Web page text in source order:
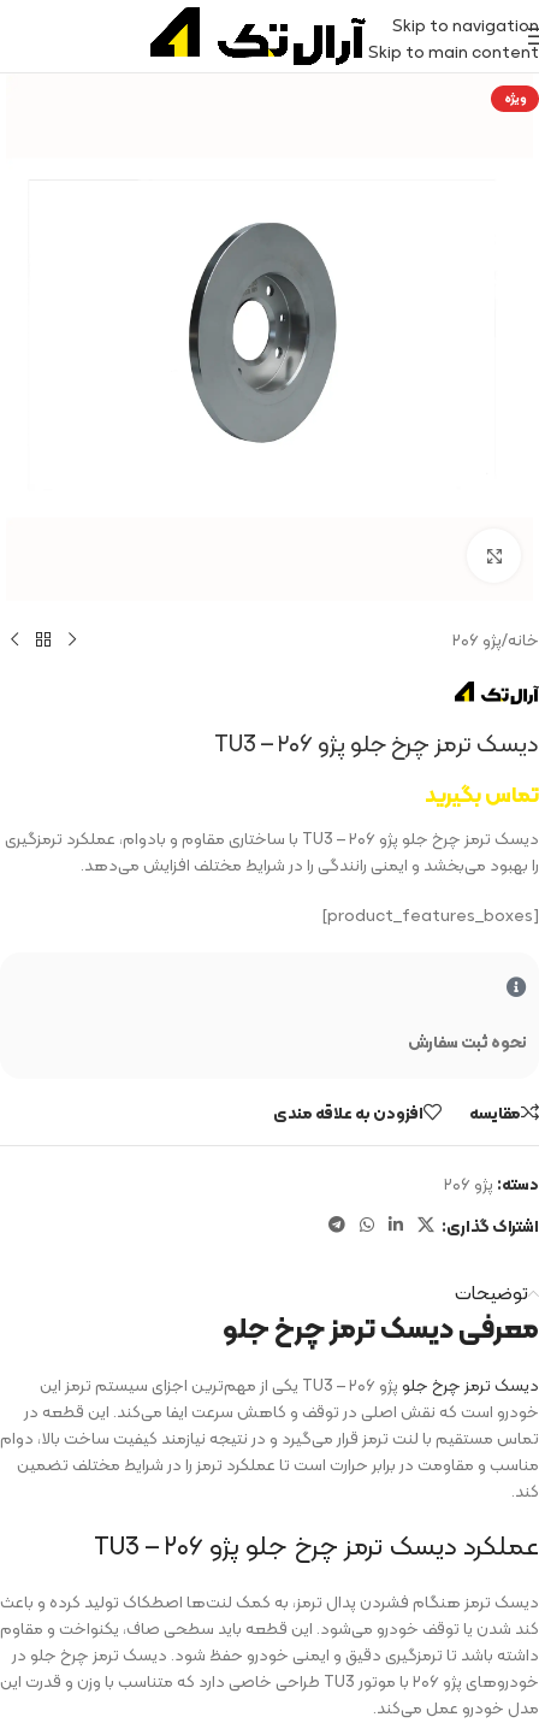
Skip to navigation
Skip to main content
ویژه
خانه/پژو ۲۰۶
دیسک ترمز چرخ جلو پژو ۲۰۶ – TU3
تماس بگیرید
دیسک ترمز چرخ جلو پژو ۲۰۶ – TU3 با ساختاری مقاوم و بادوام، عملکرد ترمزگیری
را بهبود می‌بخشد و ایمنی رانندگی را در شرایط مختلف افزایش می‌دهد.
[product_features_boxes]
نحوه ثبت سفارش
مقایسه افزودن به علاقه مندی
دسته: پژو ۲۰۶
اشتراک گذاری:
توضیحات
معرفی دیسک ترمز چرخ جلو
دیسک ترمز چرخ جلو
پژو ۲۰۶ – TU3 یکی از مهم‌ترین اجزای سیستم ترمز این
خودرو است که نقش اصلی در توقف و کاهش سرعت ایفا می‌کند. این قطعه در
تماس مستقیم با لنت ترمز قرار می‌گیرد و در نتیجه نیازمند کیفیت ساخت بالا، دوام
مناسب و مقاومت در برابر حرارت است تا عملکرد ترمز را در شرایط مختلف تضمین
کند.
عملکرد دیسک ترمز چرخ جلو پژو ۲۰۶ – TU3
دیسک ترمز هنگام فشردن پدال ترمز، به کمک لنت‌ها اصطکاک تولید کرده و باعث
کند شدن یا توقف خودرو می‌شود. این قطعه باید سطحی صاف، یکنواخت و مقاوم
داشته باشد تا ترمزگیری دقیق و ایمنی خودرو حفظ شود. دیسک ترمز چرخ جلو در
خودروهای پژو ۲۰۶ با موتور TU3 طراحی خاصی دارد که متناسب با وزن و قدرت این
مدل خودرو عمل می‌کند.